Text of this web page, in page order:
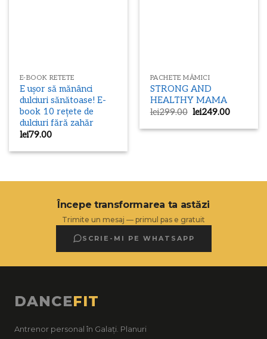
E-BOOK RETETE
E ușor să mănânci
dulciuri sănătoase! E-
book 10 rețete de
dulciuri fără zahăr
lei79.00
PACHETE MĂMICI
STRONG AND
HEALTHY MAMA
lei299.00 Prețul
a
lei249.00Prețul
este:
Începe transformarea ta astăzi
Trimite un mesaj — primul pas e gratuit
SCRIE-MI PE WHATSAPP
DANCEFIT
Antrenor personal în Galați. Planuri